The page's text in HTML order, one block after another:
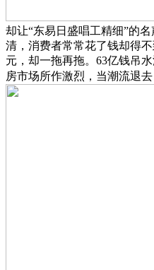
却让“东易日盛唱工精细”的
清，消费者常常花了钱却得
元，却一拖再拖。63亿钱吊
房市场所作激烈，当潮流退去